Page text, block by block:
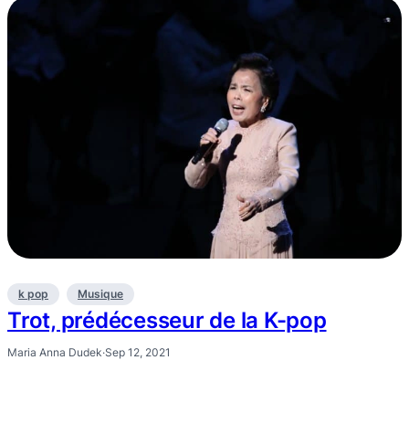
k pop Musique
Trot, prédécesseur de la K-pop
Maria Anna Dudek·Sep 12, 2021